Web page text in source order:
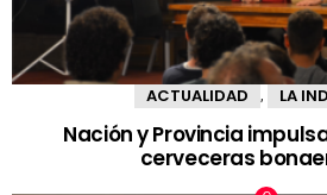
ACTUALIDAD LA
Nación y Provincia
cerveceras